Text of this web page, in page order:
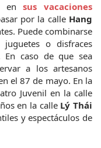
en sus vacaciones
por la calle Hang
Puede combinarse
o disfraces
En caso de que sea
a los artesanos
el 87 de mayo. En la
en la calle Lý Thái
y espectáculos de